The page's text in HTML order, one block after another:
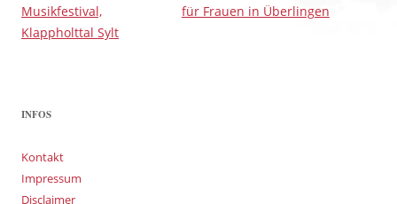
Musikfestival,
Klappholttal Sylt
für Frauen in Überlingen
INFOS
Kontakt
Impressum
Disclaimer